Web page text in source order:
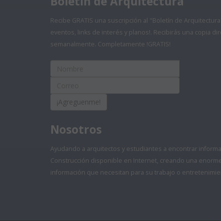
Recibe GRATIS una suscripción al "Boletín de
eventos, links de interés y planos!. Recibirás una copia
semanalmente. Completamente !GRATIS!
¡Agreguenme!
Nosotros
Ayudando a arquitectos y estudiantes a encontrar
Construcción disponible en Internet, creando una
información que necesitan para su trabajo o